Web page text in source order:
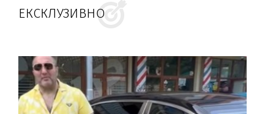
ЕКСКЛУЗИВНО